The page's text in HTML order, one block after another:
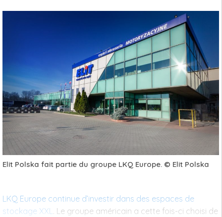
Elit Polska fait partie du groupe LKQ Europe. © Elit Polska
LKQ Europe continue d’investir dans des espaces de
stockage XXL. Le groupe américain a cette fois-ci choisi de